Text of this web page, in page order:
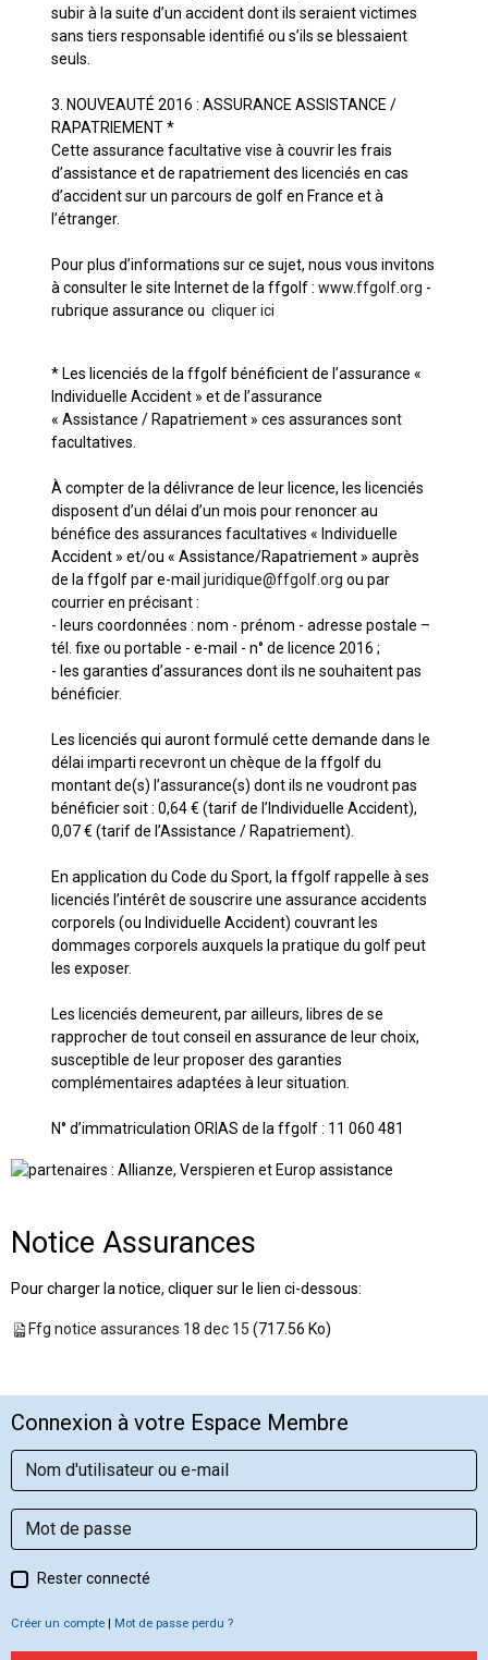
subir à la suite d’un accident dont ils seraient victimes
sans tiers responsable identifié ou s’ils se blessaient
seuls.
3. NOUVEAUTÉ 2016 : ASSURANCE ASSISTANCE /
RAPATRIEMENT *
Cette assurance facultative vise à couvrir les frais
d’assistance et de rapatriement des licenciés en cas
d’accident sur un parcours de golf en France et à
l’étranger.
Pour plus d’informations sur ce sujet, nous vous invitons
à consulter le site Internet de la ffgolf : www.ffgolf.org -
rubrique assurance ou cliquer ici
* Les licenciés de la ffgolf bénéficient de l’assurance «
Individuelle Accident » et de l’assurance
« Assistance / Rapatriement » ces assurances sont
facultatives.
À compter de la délivrance de leur licence, les licenciés
disposent d’un délai d’un mois pour renoncer au
bénéfice des assurances facultatives « Individuelle
Accident » et/ou « Assistance/Rapatriement » auprès
de la ffgolf par e-mail juridique@ffgolf.org ou par
courrier en précisant :
- leurs coordonnées : nom - prénom - adresse postale –
tél. fixe ou portable - e-mail - n° de licence 2016 ;
- les garanties d’assurances dont ils ne souhaitent pas
bénéficier.
Les licenciés qui auront formulé cette demande dans le
délai imparti recevront un chèque de la ffgolf du
montant de(s) l’assurance(s) dont ils ne voudront pas
bénéficier soit : 0,64 € (tarif de l’Individuelle Accident),
0,07 € (tarif de l’Assistance / Rapatriement).
En application du Code du Sport, la ffgolf rappelle à ses
licenciés l’intérêt de souscrire une assurance accidents
corporels (ou Individuelle Accident) couvrant les
dommages corporels auxquels la pratique du golf peut
les exposer.
Les licenciés demeurent, par ailleurs, libres de se
rapprocher de tout conseil en assurance de leur choix,
susceptible de leur proposer des garanties
complémentaires adaptées à leur situation.
N° d’immatriculation ORIAS de la ffgolf : 11 060 481
Notice Assurances
Pour charger la notice, cliquer sur le lien ci-dessous:
Ffg notice assurances 18 dec 15 (717.56 Ko)
Connexion à votre Espace Membre
Rester connecté
Créer un compte | Mot de passe perdu ?